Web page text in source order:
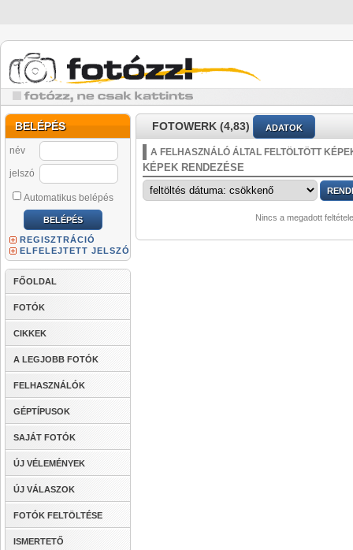
BELÉPÉS
név
jelszó
Automatikus belépés
REGISZTRÁCIÓ
ELFELEJTETT JELSZÓ
FŐOLDAL
FOTÓK
CIKKEK
A LEGJOBB FOTÓK
FELHASZNÁLÓK
GÉPTÍPUSOK
SAJÁT FOTÓK
ÚJ VÉLEMÉNYEK
ÚJ VÁLASZOK
FOTÓK FELTÖLTÉSE
ISMERTETŐ
FOTOWERK (4,83) ADATOK
A FELHASZNÁLÓ ÁLTAL FELTÖLTÖTT
KÉPEK RENDEZÉSE
Nincs a megadott